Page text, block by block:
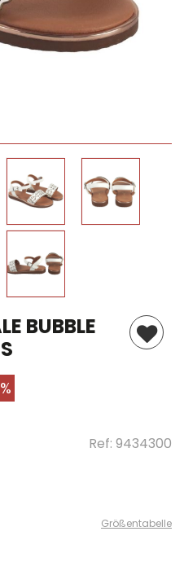
BUBBLE
Ref: 9434300
Größentabelle